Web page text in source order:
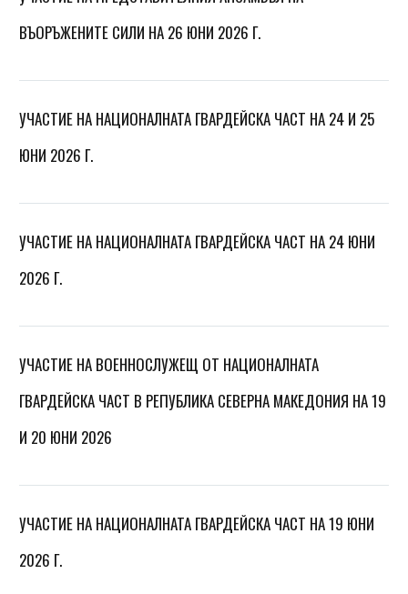
ВЪОРЪЖЕНИТЕ СИЛИ НА 26 ЮНИ 2026 Г.
УЧАСТИЕ НА НАЦИОНАЛНАТА ГВАРДЕЙСКА ЧАСТ НА 24 И 25
ЮНИ 2026 Г.
УЧАСТИЕ НА НАЦИОНАЛНАТА ГВАРДЕЙСКА ЧАСТ НА 24 ЮНИ
2026 Г.
УЧАСТИЕ НА ВОЕННОСЛУЖЕЩ ОТ НАЦИОНАЛНАТА
ГВАРДЕЙСКА ЧАСТ В РЕПУБЛИКА СЕВЕРНА МАКЕДОНИЯ НА 19
И 20 ЮНИ 2026
УЧАСТИЕ НА НАЦИОНАЛНАТА ГВАРДЕЙСКА ЧАСТ НА 19 ЮНИ
2026 Г.